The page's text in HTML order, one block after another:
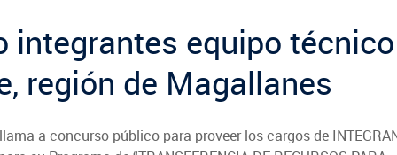
Ñuble
Biobío
Araucanía
VIDEOS PODCAST
integrantes equipo técnico
región de Magallanes
a concurso público para proveer los cargos de